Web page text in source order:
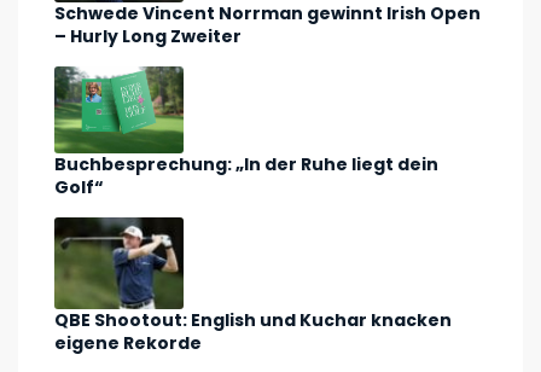
Schwede Vincent Norrman gewinnt Irish Open
– Hurly Long Zweiter
Buchbesprechung: „In der Ruhe liegt dein
Golf“
QBE Shootout: English und Kuchar knacken
eigene Rekorde